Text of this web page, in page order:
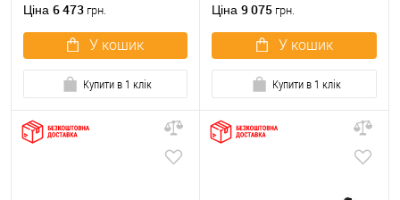
Ціна 6 473 грн.
У кошик
Купити в 1 клік
Ціна 9 075 грн.
У кошик
Купити в 1 клік